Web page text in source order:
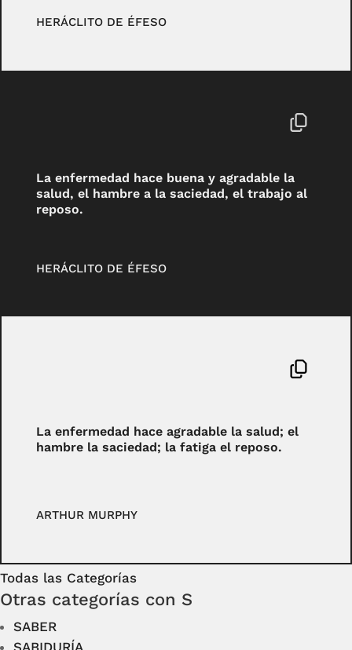
HERÁCLITO DE ÉFESO
La enfermedad hace buena y agradable la
salud, el hambre a la saciedad, el trabajo al
reposo.
HERÁCLITO DE ÉFESO
La enfermedad hace agradable la salud; el
hambre la saciedad; la fatiga el reposo.
ARTHUR MURPHY
Todas las Categorías
Otras categorías con S
SABER
SABIDURÍA